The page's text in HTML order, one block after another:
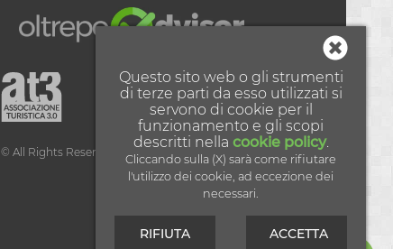
Questo sito web o gli strumenti
di terze parti da esso utilizzati si
servono di cookie per il
funzionamento e gli scopi
descritti nella cookie policy.
Cliccando sulla (X) sarà come rifiutare
l'utilizzo dei cookie, ad eccezione dei
necessari.
RIFIUTA ACCETTA
Partner tecnologico:
© All Rights Reserved - 2026